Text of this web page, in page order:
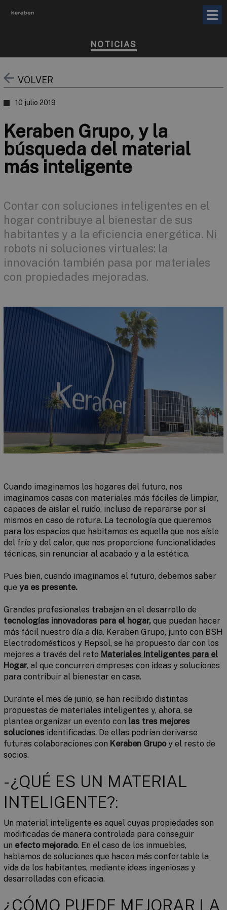
NOTICIAS
VOLVER
10 julio 2019
Keraben Grupo, y la
búsqueda del material
más inteligente
Contar con soluciones inteligentes en el
hogar contribuye al bienestar de sus
habitantes y a la eficiencia energética. Ni
robots ni soluciones virtuales: la
innovación también pasa por materiales
con propiedades mejoradas.
Cuando imaginamos los hogares del futuro, nos
imaginamos casas con materiales más fáciles de limpiar,
capaces de aislar el ruido, incluso de repararse por sí
mismos en caso de rotura. La tecnología que queremos
para los espacios que habitamos es aquella que nos aísle
del frío y del calor, que nos proporcione funcionalidades
técnicas, sin renunciar al acabado y a la estética.
Pues bien, cuando imaginamos el futuro, debemos saber
que ya es presente.
Grandes profesionales trabajan en el desarrollo de
tecnologías innovadoras para el hogar, que puedan hacer
más fácil nuestro día a día. Keraben Grupo, junto con BSH
Electrodomésticos y Repsol, se ha propuesto dar con los
mejores a través del reto Materiales Inteligentes para el
Hogar, al que concurren empresas con ideas y soluciones
para contribuir al bienestar en casa.
Durante el mes de junio, se han recibido distintas
propuestas de materiales inteligentes y, ahora, se
plantea organizar un evento con las tres mejores
soluciones identificadas. De ellas podrían derivarse
futuras colaboraciones con Keraben Grupoy el resto de
socios.
- ¿QUÉ ES UN MATERIAL
INTELIGENTE?:
Un material inteligente es aquel cuyas propiedades son
modificadas de manera controlada para conseguir
un efecto mejorado. En el caso de los inmuebles,
hablamos de soluciones que hacen más confortable la
vida de los habitantes, mediante ideas ingeniosas y
desarrolladas con eficacia.
¿CÓMO PUEDE MEJORAR LA